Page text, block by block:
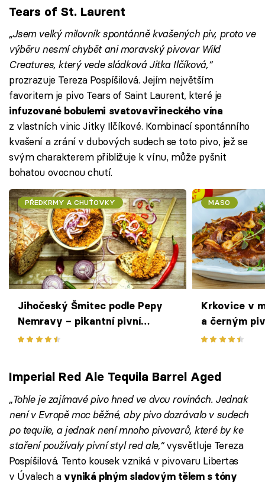
Tears of St. Laurent
„Jsem velký milovník spontánně kvašených piv, proto ve
výběru nesmí chybět ani moravský pivovar Wild
Creatures, který vede sládková Jitka Ilčíková,“
prozrazuje Tereza Pospíšilová. Jejím největším
favoritem je pivo Tears of Saint Laurent, které je
infuzované bobulemi svatovavřineckého vína
z vlastních vinic Jitky Ilčíkové. Kombinací spontánního
kvašení a zrání v dubových sudech se toto pivo, jež se
svým charakterem přibližuje k vínu, může pyšnit
bohatou ovocnou chutí.
PŘEDKRMY A CHUŤOVKY
Jihočeský Šmitec podle Pepy
Nemravy – pikantní pivní
pomazánka s nivou, která má říz
MASO
Krkovice v
a černým
klasika
Imperial Red Ale Tequila Barrel Aged
„Tohle je zajímavé pivo hned ve dvou rovinách. Jednak
není v Evropě moc běžné, aby pivo dozrávalo v sudech
po tequile, a jednak není mnoho pivovarů, které by ke
staření používaly pivní styl red ale,“vysvětluje Tereza
Pospíšilová. Tento kousek vzniká v pivovaru Libertas
v Úvalech a vyniká plným sladovým tělem s tóny